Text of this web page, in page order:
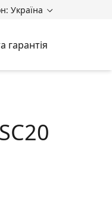
Україна
гарантія